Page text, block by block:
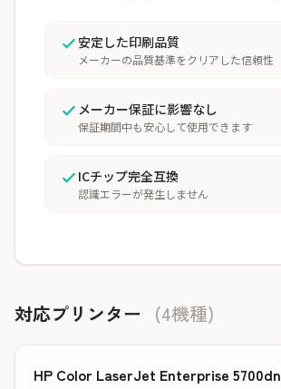
安定した印刷品質
メーカーの品質基準をクリアした信頼性
メーカー保証に影響なし
保証期間中も安心して使用できます
ICチップ完全互換
認識エラーが発生しません
対応プリンター (4機種)
HP Color LaserJet Enterprise 5700dn